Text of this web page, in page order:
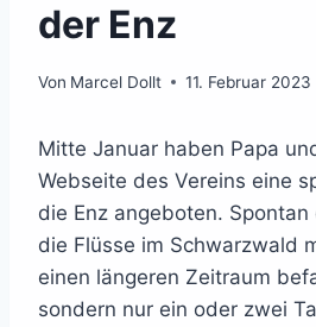
der Enz
Von Marcel Dollt 11. Februar 2023
Mitte Januar haben Papa
Webseite des Vereins eine
die Enz angeboten.
die Flüsse im Schwarzwald
einen längeren Zeitraum
sondern nur ein oder zwei